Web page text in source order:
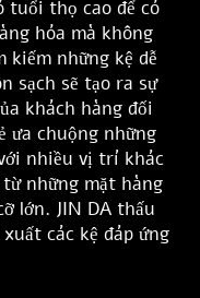
tuổi thọ cao để có
hóa mà không
kiếm những kệ dễ
sạch sẽ tạo ra sự
khách hàng đối
ưa chuộng những
nhiều vị trí khác
những mặt hàng
lớn. JIN DA thấu
các kệ đáp ứng